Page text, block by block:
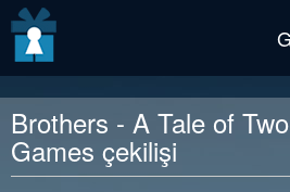
Brothers - A Tale of
Games çekilişi